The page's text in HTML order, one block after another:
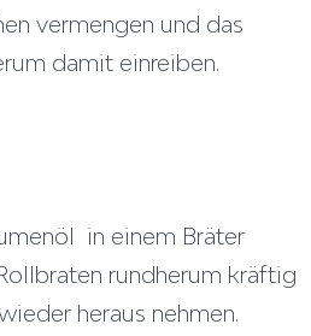
vermengen und das
damit einreiben.
in einem Bräter
rundherum kräftig
heraus nehmen.